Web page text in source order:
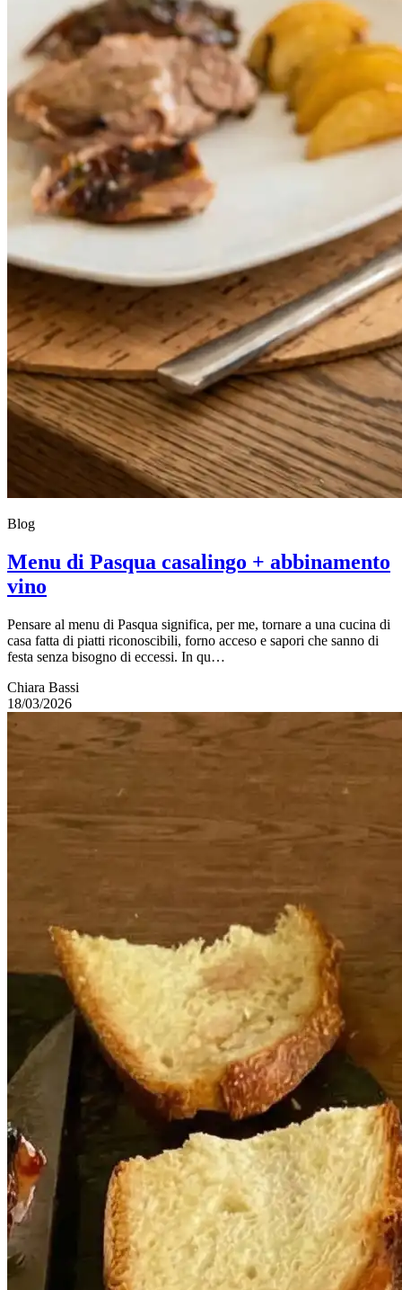
Blog
Menu di Pasqua casalingo + abbinamento
vino
Pensare al menu di Pasqua significa, per me, tornare a una cucina di
casa fatta di piatti riconoscibili, forno acceso e sapori che sanno di
festa senza bisogno di eccessi. In qu…
Chiara Bassi
18/03/2026